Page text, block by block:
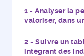
Analyser la
valoriser, dans
Suivre un
intégrant des